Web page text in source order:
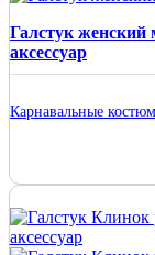
Галстук женский
аксессуар
Карнавальные